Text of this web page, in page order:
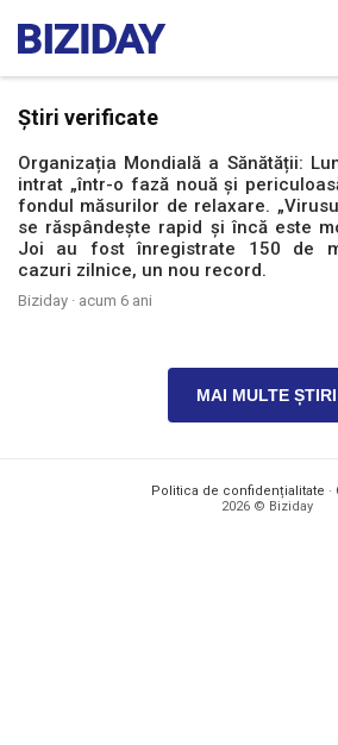
Știri verificate
Organizația Mondială a Sănătății:
intrat „într-o fază nouă și
fondul măsurilor de relaxare.
se răspândește rapid și încă este
Joi au fost înregistrate 150 de
cazuri zilnice, un nou record.
Biziday · acum 6 ani
MAI MULTE ȘTIRI
Politica de confidențialitate ·
2026 © Biziday